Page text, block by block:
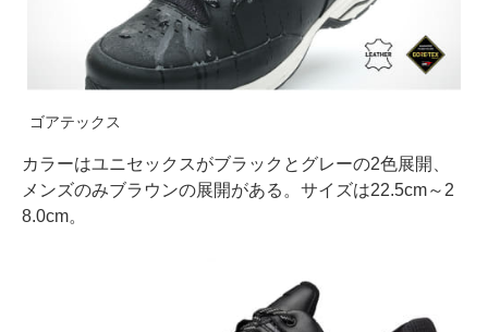
ゴアテックス
カラーはユニセックスがブラックとグレーの2色展開、
メンズのみブラウンの展開がある。サイズは22.5cm～2
8.0cm。